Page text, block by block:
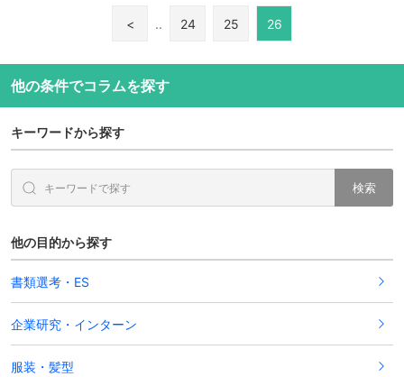
< .. 24 25 26
他の条件でコラムを探す
キーワードから探す
検索
他の目的から探す
書類選考・ES
企業研究・インターン
服装・髪型